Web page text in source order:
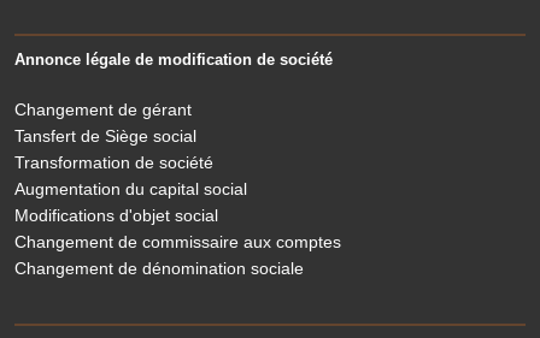
Annonce légale de modification de société
Changement de gérant
Tansfert de Siège social
Transformation de société
Augmentation du capital social
Modifications d'objet social
Changement de commissaire aux comptes
Changement de dénomination sociale